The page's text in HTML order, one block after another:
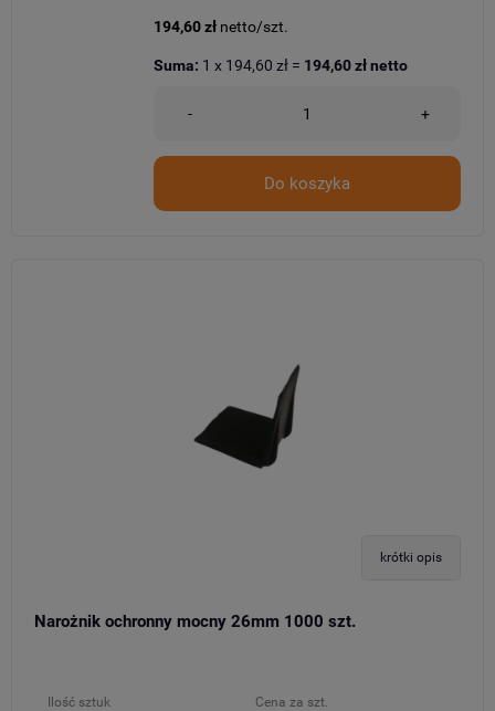
194,60 zł netto/szt.
- +
Do koszyka
Suma: 1 x 194,60 zł = 194,60 złnetto
krótki opis
Narożnik ochronny mocny 26mm 1000 szt.
Ilość sztuk
Cena za szt.